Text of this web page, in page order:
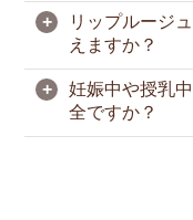
ん。
るリッチで心地
最良の仕上がり
角質をオフし、
コンディショニ
余分な油分をテ
を整えます。
+
リップルージ
えますか？
リップルージュ
感を演出するこ
+
妊娠中や授乳
全ですか？